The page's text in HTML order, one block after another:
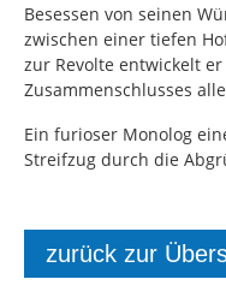
Besessen von seinen
zwischen einer tiefen
zur Revolte entwickelt
Zusammenschlusses
Ein furioser Monolog
Streifzug durch die
zurück zur